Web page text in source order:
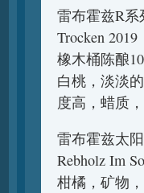
雷布霍兹R系
Trocken 2019
橡木桶陈酿
白桃，淡淡
度高，蜡质
雷布霍兹太
Rebholz Im
柑橘，矿物